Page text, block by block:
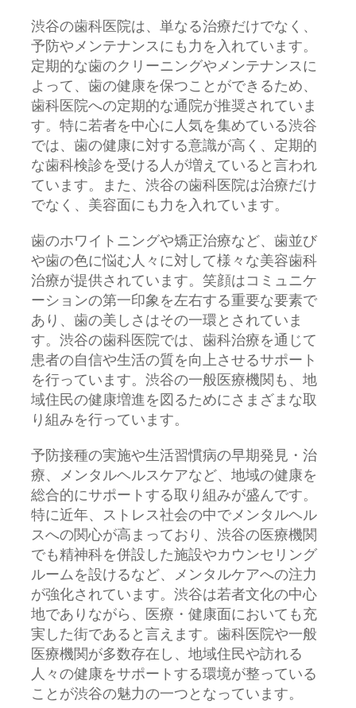
渋谷の歯科医院は、単なる治療だけでなく、
予防やメンテナンスにも力を入れています。
定期的な歯のクリーニングやメンテナンスに
よって、歯の健康を保つことができるため、
歯科医院への定期的な通院が推奨されていま
す。特に若者を中心に人気を集めている渋谷
では、歯の健康に対する意識が高く、定期的
な歯科検診を受ける人が増えていると言われ
ています。また、渋谷の歯科医院は治療だけ
でなく、美容面にも力を入れています。
歯のホワイトニングや矯正治療など、歯並び
や歯の色に悩む人々に対して様々な美容歯科
治療が提供されています。笑顔はコミュニケ
ーションの第一印象を左右する重要な要素で
あり、歯の美しさはその一環とされていま
す。渋谷の歯科医院では、歯科治療を通じて
患者の自信や生活の質を向上させるサポート
を行っています。渋谷の一般医療機関も、地
域住民の健康増進を図るためにさまざまな取
り組みを行っています。
予防接種の実施や生活習慣病の早期発見・治
療、メンタルヘルスケアなど、地域の健康を
総合的にサポートする取り組みが盛んです。
特に近年、ストレス社会の中でメンタルヘル
スへの関心が高まっており、渋谷の医療機関
でも精神科を併設した施設やカウンセリング
ルームを設けるなど、メンタルケアへの注力
が強化されています。渋谷は若者文化の中心
地でありながら、医療・健康面においても充
実した街であると言えます。歯科医院や一般
医療機関が多数存在し、地域住民や訪れる
人々の健康をサポートする環境が整っている
ことが渋谷の魅力の一つとなっています。